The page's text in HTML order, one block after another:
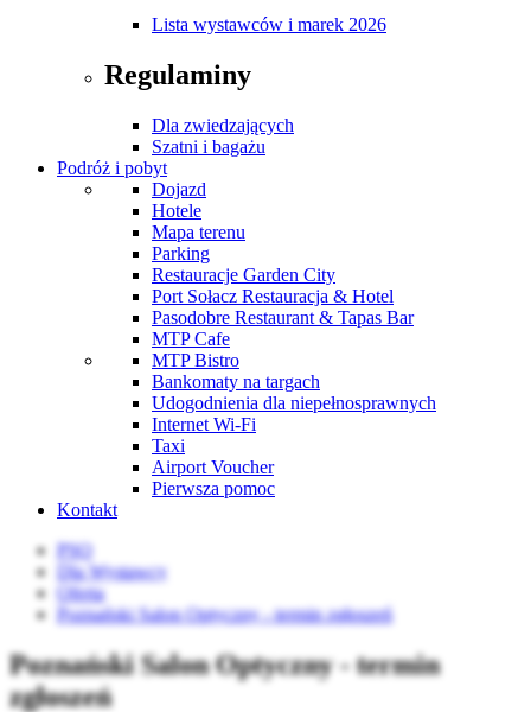
Lista wystawców i marek 2026
Regulaminy
Dla zwiedzających
Szatni i bagażu
Podróż i pobyt
Dojazd
Hotele
Mapa terenu
Parking
Restauracje Garden City
Port Sołacz Restauracja & Hotel
Pasodobre Restaurant & Tapas Bar
MTP Cafe
MTP Bistro
Bankomaty na targach
Udogodnienia dla niepełnosprawnych
Internet Wi-Fi
Taxi
Airport Voucher
Pierwsza pomoc
Kontakt
PSO
Dla Wystawcy
Oferta
Poznański Salon Optyczny - termin zgłoszeń
Poznański Salon Optyczny - termin
zgłoszeń